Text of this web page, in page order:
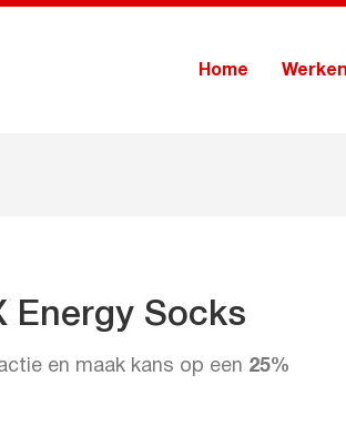
Home
Energy Socks
en maak kans op een 25%